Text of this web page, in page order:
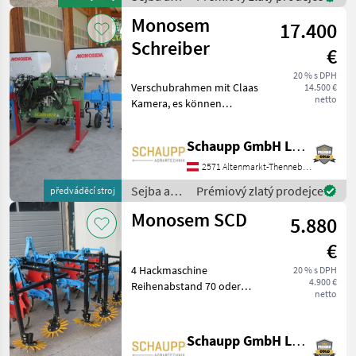
Verschiebeweg
starostlivosť
o plodinu
/ Einböck
předváděcí stroj
Monosem
Schreiber
17.400
€
20 % s DPH
14.500 €
netto
Verschubrahmen mit Claas
Kamera, es können
werden, Gerät ohne
Hackmaschine Sejba a
starostlivosť o plodinu
Medziriadk
Schaupp GmbH Landtechnik
2571 Altenmarkt-Thenneberg
Sejba a
starostlivosť
o plodinu
Prémiový zlatý prodejce
Monosem SCD
5.880
€
20 % s DPH
4.900 €
netto
4 Hackmaschine
Reihenabstand 70 oder
Fingerhacke, Zusäztliche
Belastungsfedern, základný
Schaupp GmbH Landtechnik